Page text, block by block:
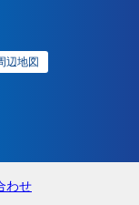
辺地図
わせ